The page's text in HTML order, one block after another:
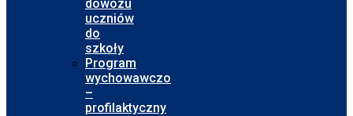
dowozu
uczniów
do
szkoły
Program
wychowawczo
–
profilaktyczny